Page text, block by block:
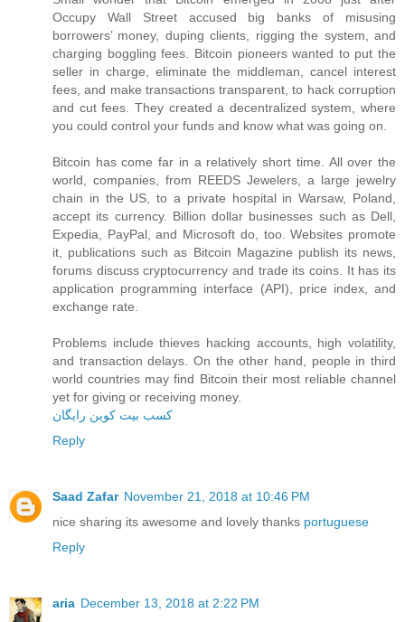
Occupy Wall Street accused big banks of misusing
borrowers’ money, duping clients, rigging the system, and
charging boggling fees. Bitcoin pioneers wanted to put the
seller in charge, eliminate the middleman, cancel interest
fees, and make transactions transparent, to hack corruption
and cut fees. They created a decentralized system, where
you could control your funds and know what was going on.
Bitcoin has come far in a relatively short time. All over the
world, companies, from REEDS Jewelers, a large jewelry
chain in the US, to a private hospital in Warsaw, Poland,
accept its currency. Billion dollar businesses such as Dell,
Expedia, PayPal, and Microsoft do, too. Websites promote
it, publications such as Bitcoin Magazine publish its news,
forums discuss cryptocurrency and trade its coins. It has its
application programming interface (API), price index, and
exchange rate.
Problems include thieves hacking accounts, high volatility,
and transaction delays. On the other hand, people in third
world countries may find Bitcoin their most reliable channel
yet for giving or receiving money.
کسب بیت کوین رایگان
Reply
Saad Zafar November 21, 2018 at 10:46 PM
nice sharing its awesome and lovely thanks portuguese
Reply
aria December 13, 2018 at 2:22 PM